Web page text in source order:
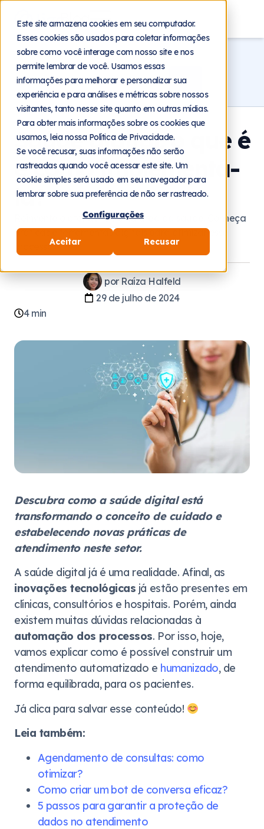
Este site armazena cookies em seu computador.
Esses cookies são usados para coletar informações
sobre como você interage com nosso site e nos
permite lembrar de você. Usamos essas
informações para melhorar e personalizar sua
experiência e para análises e métricas sobre nossos
visitantes, tanto nesse site quanto em outras mídias.
Para obter mais informações sobre os cookies que
usamos, leia nossa Política de Privacidade.
Se você recusar, suas informações não serão
rastreadas quando você acessar este site. Um
cookie simples será usado em seu navegador para
lembrar sobre sua preferência de não ser rastreado.
Configurações
Aceitar Recusar
Blog
Home Blog Atendimento
Saúde digital: o que é
e como implementá-
la?
Reinvente o atendimento na área da saúde. Conheça
práticas e ferramentas digitais para otimizar esse
processo.
porRaíza Halfeld
29 de julho de 2024
4 min
Descubra como a saúde digital está
transformando o conceito de cuidado e
estabelecendo novas práticas de
atendimento neste setor.
A saúde digital já é uma realidade. Afinal, as
inovações tecnológicas já estão presentes em
clínicas, consultórios e hospitais. Porém, ainda
existem muitas dúvidas relacionadas à
automação dos processos. Por isso, hoje,
vamos explicar como é possível construir um
atendimento automatizado e humanizado, de
forma equilibrada, para os pacientes.
Já clica para salvar esse conteúdo!
Leia também:
Agendamento de consultas: como
otimizar?
Como criar um bot de conversa eficaz?
5 passos para garantir a proteção de
dados no atendimento